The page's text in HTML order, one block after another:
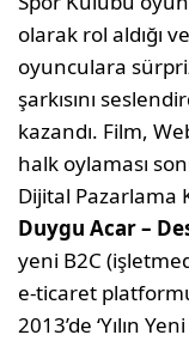
olarak rol aldığı
oyunculara
şarkısını
kazandı. Film,
halk oylaması
Dijital Pazarlama
Duygu Acar –
yeni B2C
e-ticaret
2013’de ‘Yılın